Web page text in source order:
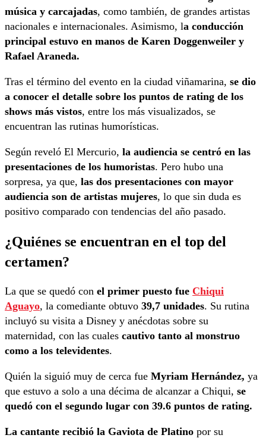
música y carcajadas, como también, de grandes artistas
nacionales e internacionales. Asimismo, la conducción
principal estuvo en manos de Karen Doggenweiler y
Rafael Araneda.
Tras el término del evento en la ciudad viñamarina, se dio
a conocer el detalle sobre los puntos de rating de los
shows más vistos, entre los más visualizados, se
encuentran las rutinas humorísticas.
Según reveló El Mercurio, la audiencia se centró en las
presentaciones de los humoristas. Pero hubo una
sorpresa, ya que, las dos presentaciones con mayor
audiencia son de artistas mujeres, lo que sin duda es
positivo comparado con tendencias del año pasado.
¿Quiénes se encuentran en el top del
certamen?
La que se quedó con el primer puesto fue Chiqui
Aguayo, la comediante obtuvo 39,7 unidades. Su rutina
incluyó su visita a Disney y anécdotas sobre su
maternidad, con las cuales cautivo tanto al monstruo
como a los televidentes.
Quién la siguió muy de cerca fue Myriam Hernández, ya
que estuvo a solo a una décima de alcanzar a Chiqui, se
quedó con el segundo lugar con 39.6 puntos de rating.
La cantante recibió la Gaviota de Platino por su